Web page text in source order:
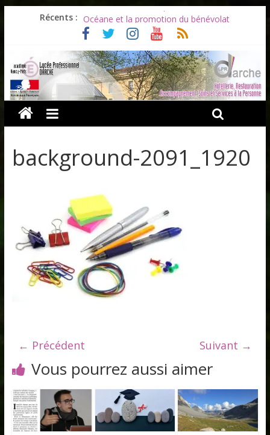
Récents :
Les ULiS en haut du podium
Océane et la promotion du bénévolat
Bonnes vacances à tous !
Infos rentrée septembre 2026
Soirée d’adieux au Lycée Darche
background-2091_1920
← Précédent Suivant →
Vous pourrez aussi aimer